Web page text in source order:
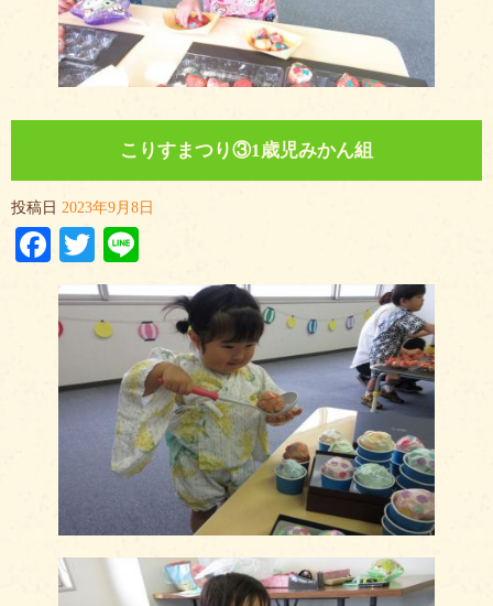
こりすまつり③1歳児みかん組
投稿日 2023年9月8日
Facebook
Twitter